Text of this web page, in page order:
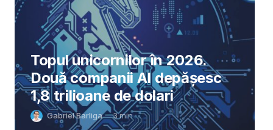
Topul unicornilor în 2026.
Două companii AI depășesc
1,8 trilioane de dolari
Gabriel Barliga 3min